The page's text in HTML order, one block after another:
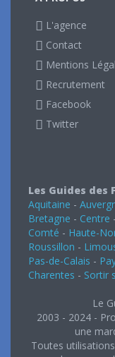
L'agence
Contact
Mentions
Recrutement
Facebook
Twitter
Les Guides des
Aquitaine -
Bretagne - Centre -
Comté - Haute-
Roussillon -
Pas-de-Calais -
Charentes - Sortir
Le
2003 - 2024 -
une
Toutes